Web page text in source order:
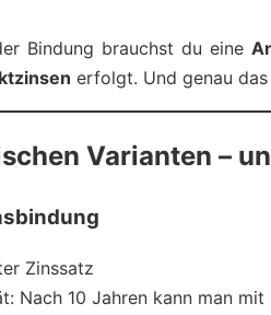
Bindung brauchst du eine
erfolgt. Und genau
Varianten –
Zinssatz
Nach 10 Jahren kann man